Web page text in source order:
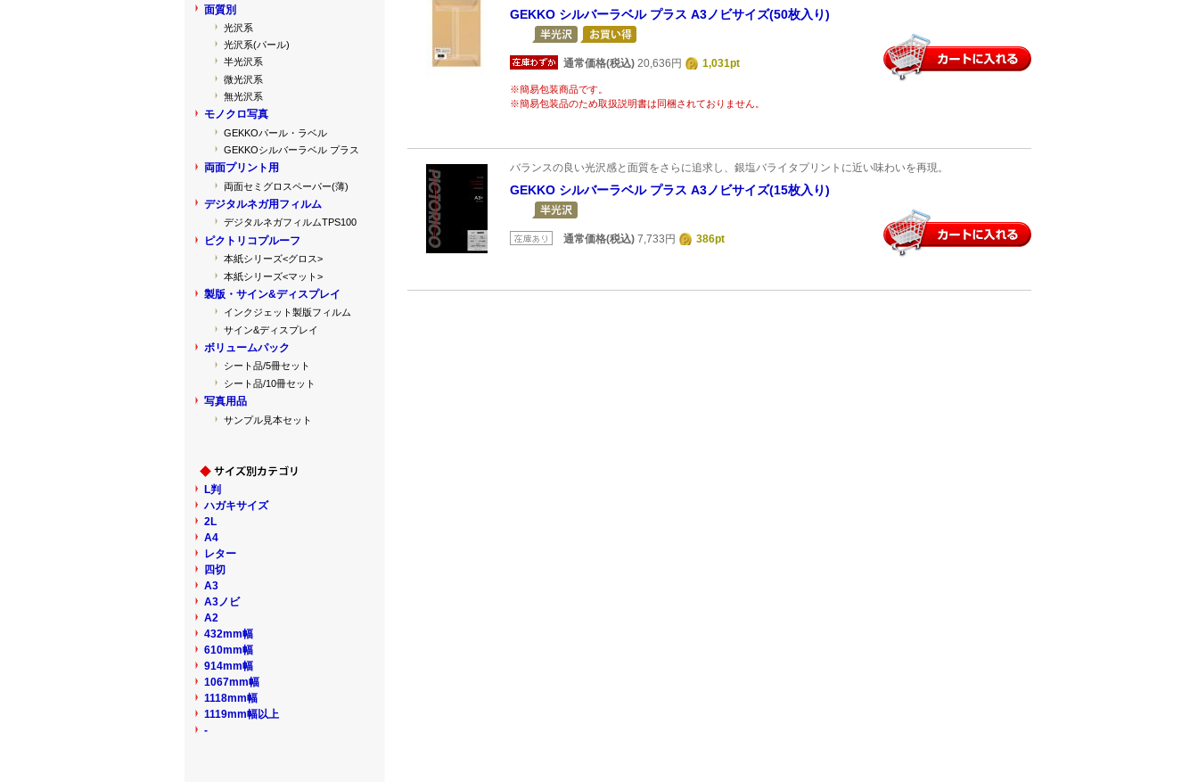
GEKKO シルバーラベル プラス A3ノビサイズ(50枚入り)
通常価格(税込) 20,636円 1,031pt
※簡易包装商品です。
※簡易包装品のため取扱説明書は同梱されておりません。
バランスの良い光沢感と面質をさらに追求し、銀塩バライタプリントに近い味わいを再現。
GEKKO シルバーラベル プラス A3ノビサイズ(15枚入り)
通常価格(税込) 7,733円 386pt
面質別
光沢系
光沢系(パール)
半光沢系
微光沢系
無光沢系
モノクロ写真
GEKKOパール・ラベル
GEKKOシルバーラベル プラス
両面プリント用
両面セミグロスペーパー(薄)
デジタルネガ用フィルム
デジタルネガフィルムTPS100
ピクトリコプルーフ
本紙シリーズ<グロス>
本紙シリーズ<マット>
製版・サイン&ディスプレイ
インクジェット製版フィルム
サイン&ディスプレイ
ボリュームパック
シート品/5冊セット
シート品/10冊セット
写真用品
サンプル見本セット
L判
ハガキサイズ
2L
A4
レター
四切
A3
A3ノビ
A2
432mm幅
610mm幅
914mm幅
1067mm幅
1118mm幅
1119mm幅以上
-